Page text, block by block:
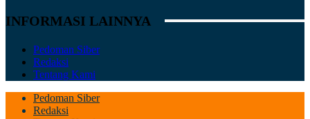
INFORMASI LAINNYA
Pedoman Siber
Redaksi
Tentang Kami
Pedoman Siber
Redaksi